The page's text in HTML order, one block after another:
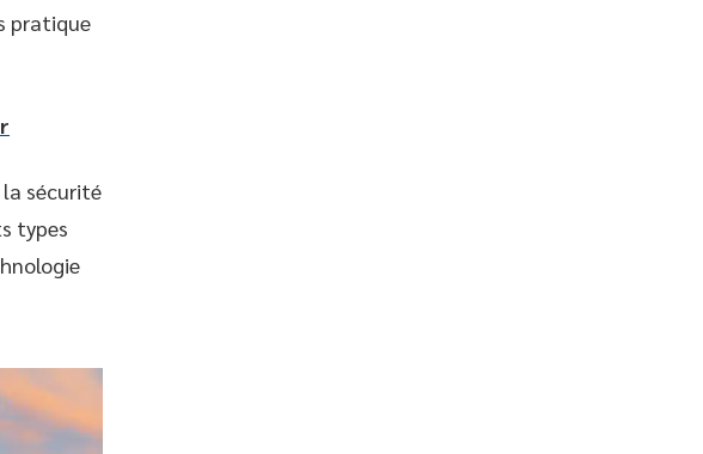
pratique
sécurité
types